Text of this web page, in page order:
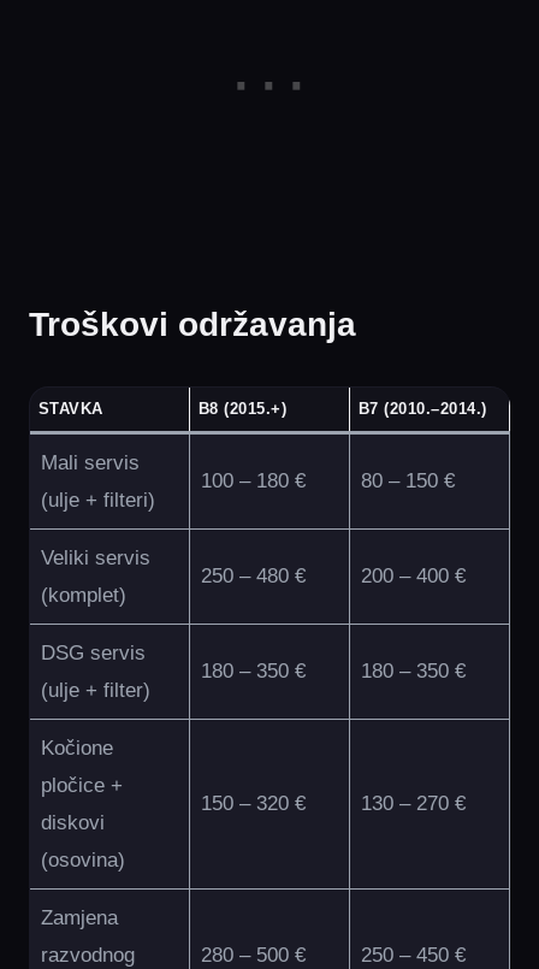
Troškovi održavanja
STAVKA B8 (2015.+) B7 (2010.–2014.)
Mali servis
(ulje + filteri)
100 – 180 € 80 – 150 €
Veliki servis
(komplet)
250 – 480 € 200 – 400 €
DSG servis
(ulje + filter)
180 – 350 € 180 – 350 €
Kočione
pločice +
diskovi
(osovina)
150 – 320 € 130 – 270 €
Zamjena
razvodnog
280 – 500 € 250 – 450 €